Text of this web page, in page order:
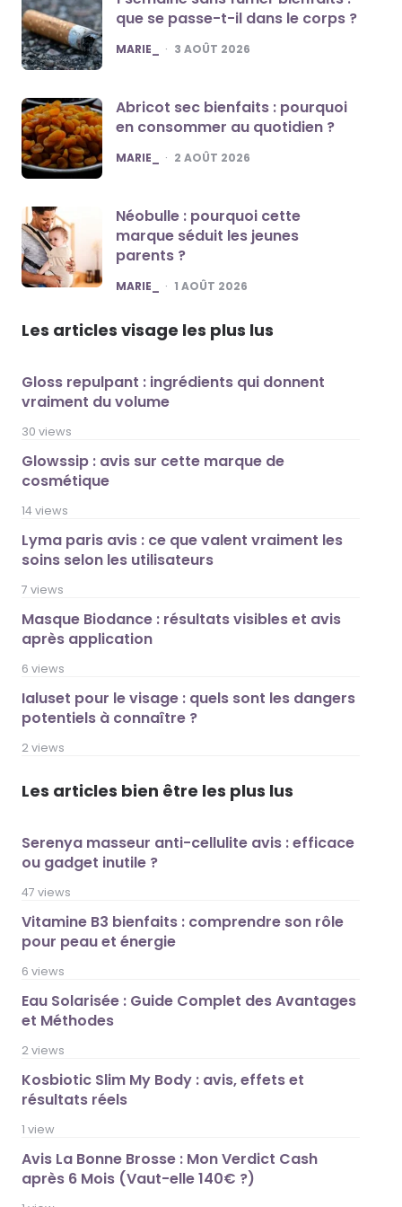
que se passe-t-il dans le corps ?
POSTED
MARIE_ 3 AOÛT 2026
Abricot sec bienfaits : pourquoi
en consommer au quotidien ?
POSTED
MARIE_ 2 AOÛT 2026
Néobulle : pourquoi cette
marque séduit les jeunes
parents ?
POSTED
MARIE_ 1 AOÛT 2026
Les articles visage les plus lus
Gloss repulpant : ingrédients qui donnent
vraiment du volume
30 views
Glowssip : avis sur cette marque de
cosmétique
14 views
Lyma paris avis : ce que valent vraiment les
soins selon les utilisateurs
7 views
Masque Biodance : résultats visibles et avis
après application
6 views
Ialuset pour le visage : quels sont les dangers
potentiels à connaître ?
2 views
Les articles bien être les plus lus
Serenya masseur anti-cellulite avis : efficace
ou gadget inutile ?
47 views
Vitamine B3 bienfaits : comprendre son rôle
pour peau et énergie
6 views
Eau Solarisée : Guide Complet des Avantages
et Méthodes
2 views
Kosbiotic Slim My Body : avis, effets et
résultats réels
1 view
Avis La Bonne Brosse : Mon Verdict Cash
après 6 Mois (Vaut-elle 140€ ?)